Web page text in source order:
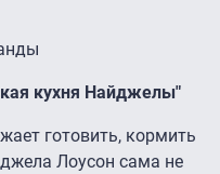
кухня Найджелы"
готовить, кормить
Лоусон сама не